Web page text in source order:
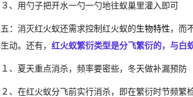
３、用勺子把开水一勺一勺地往蚁巢里灌入即可
五：消灭红火蚁还需求控制红火蚁的生物特性，而
生动。还有， 红火蚁繁衍类型是分飞繁衍的，与白
１、夏天重点消杀，频率要密些，冬天做补漏预防
２、在红火蚁分飞前实行消杀，即在繁衍时节频繁